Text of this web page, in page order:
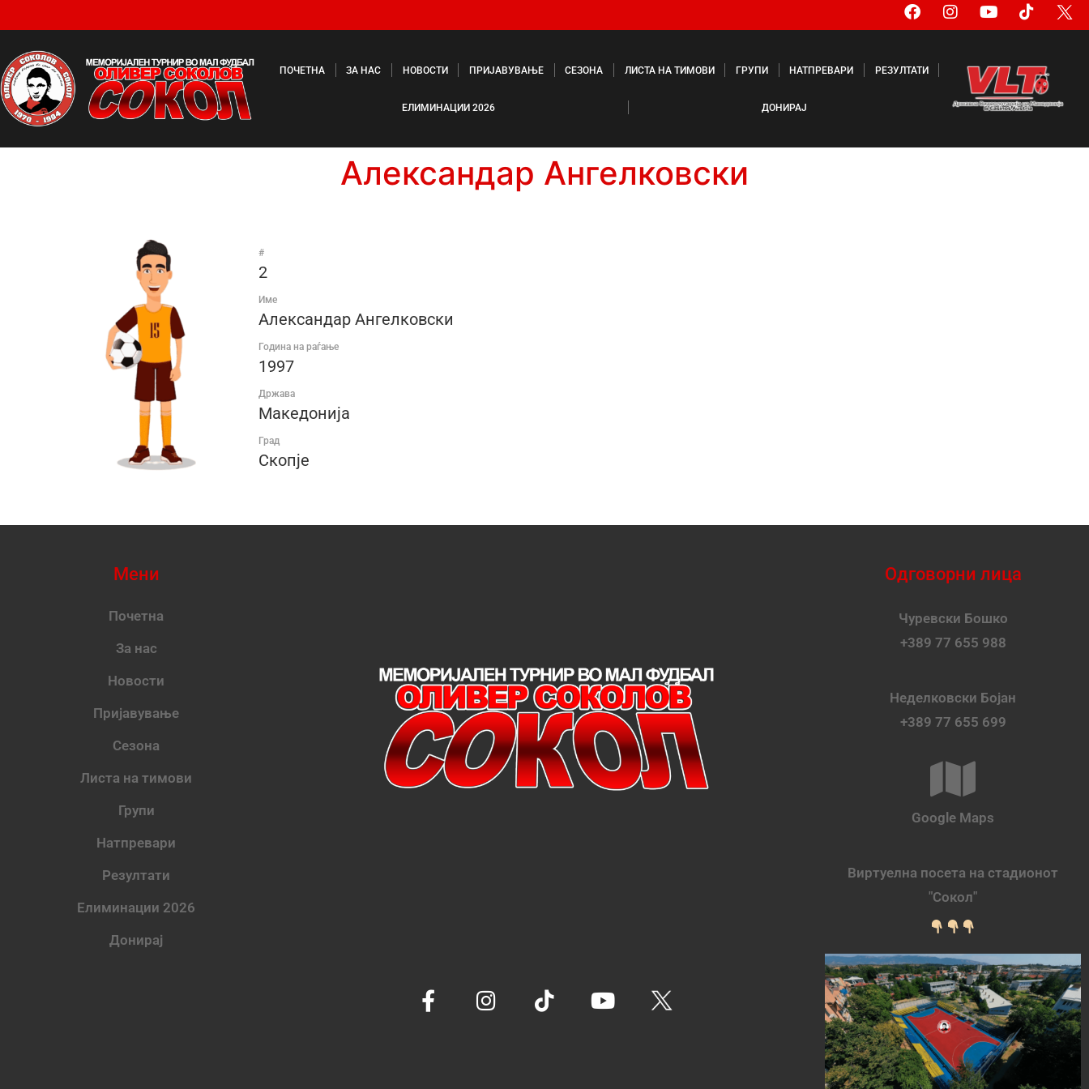
ПОЧЕТНА ЗА НАС НОВОСТИ ПРИЈАВУВАЊЕ СЕЗОНА ЛИСТА НА ТИМОВИ ГРУПИ НАТПРЕВАРИ РЕЗУЛТАТИ
ЕЛИМИНАЦИИ 2026 ДОНИРАЈ
Александар Ангелковски
#
2
Име
Александар Ангелковски
Година на раѓање
1997
Држава
Македонија
Град
Скопје
Мени
Почетна
За нас
Новости
Пријавување
Сезона
Листа на тимови
Групи
Натпревари
Резултати
Елиминации 2026
Донирај
Одговорни лица
Чуревски Бошко
+389 77 655 988
Неделковски Бојан
+389 77 655 699
Google Maps
Виртуелна посета на стадионот
"Сокол"